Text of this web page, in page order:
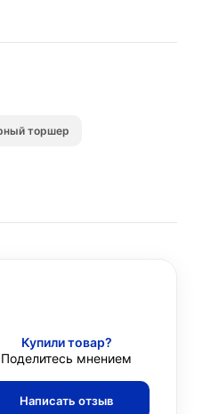
торшер
Купили товар?
Поделитесь мнением
Написать отзыв